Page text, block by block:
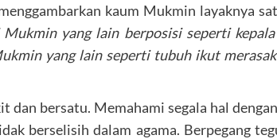
kaum Mukmin layaknya
yang lain berposisi seperti
yang lain seperti tubuh ikut
dan bersatu. Memahami segala hal
berselisih dalam agama. Berpegang